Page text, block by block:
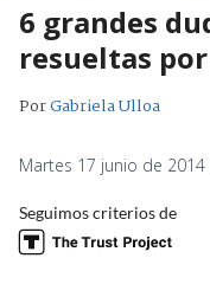
6 grandes
resueltas
PorGabriela Ulloa
Martes 17 junio de
Seguimos criterios de